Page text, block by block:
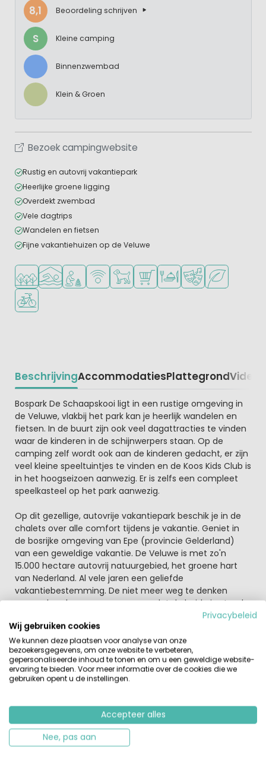
8,1 Beoordeling schrijven
S Kleine camping
Binnenzwembad
Klein & Groen
Bezoek campingwebsite
Rustig en autovrij vakantiepark
Heerlijke groene ligging
Overdekt zwembad
Vele dagtrips
Wandelen en fietsen
Fijne vakantiehuizen op de Veluwe
Ligt in een bosrijke omgeving
Overdekt zwembad
Aanbevolen voor jonge kinderen
WiFi beschikbaar
Huisdieren toegestaan
Campingwinkel/Supermarkt
Restaurant of pizzeria
Groene ligging
Fietsverhuur
BeschrijvingAccommodatiesPlattegrondVideo
Beschrijving
Bospark De Schaapskooi ligt in een rustige omgeving in
de Veluwe, vlakbij het park kan je heerlijk wandelen en
fietsen. In de buurt zijn ook veel dagattracties te vinden
waar de kinderen in de schijnwerpers staan. Op de
camping zelf wordt ook aan de kinderen gedacht, er zijn
veel kleine speeltuintjes te vinden en de Koos Kids Club is
in het hoogseizoen aanwezig. Er is zelfs een compleet
speelkasteel op het park aanwezig.
Op dit gezellige, autovrije vakantiepark beschik je in de
chalets over alle comfort tijdens je vakantie. Geniet in
de bosrijke omgeving van Epe (provincie Gelderland)
van een geweldige vakantie. De Veluwe is met zo'n
15.000 hectare autovrij natuurgebied, het groene hart
van Nederland. Al vele jaren een geliefde
vakantiebestemming. De niet meer weg te denken
grazende schapen zorgen ervoor dat de heide in stand
wordt gehouden en zijn prachtige kleuren kan blijven
vertonen. Op diverse plaatsen op de Veluwe zijn nog
schaapherders met hun kudden te zien.
Camping de Schaapskooi is autovrij waardoor de
kinderen hier geen rekening mee hoeven te houden.
maken van de tennisbaan. Als je een dagje rust wil kan
dit ook als het minder weer is aan het overdekte
zwembad. 's Avonds kun je gezellig een hapje gaan eten
Privacybeleid
Wij gebruiken cookies
We kunnen deze plaatsen voor analyse van onze
bezoekersgegevens, om onze website te verbeteren,
gepersonaliseerde inhoud te tonen en om u een geweldige website-
ervaring te bieden. Voor meer informatie over de cookies die we
gebruiken opent u de instellingen.
Accepteer alles
Nee, pas aan